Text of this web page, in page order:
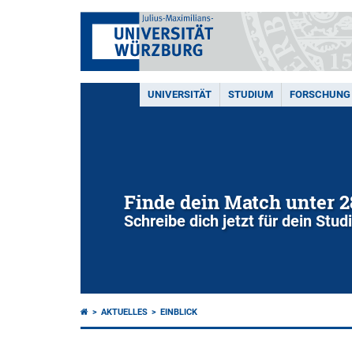
UNIVERSITÄT STUDIUM FORSCHUNG
Finde dein Match unter
Schreibe dich jetzt für dein
AKTUELLES EINBLICK